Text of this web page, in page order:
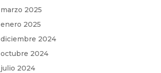
marzo 2025
enero 2025
diciembre 2024
octubre 2024
julio 2024